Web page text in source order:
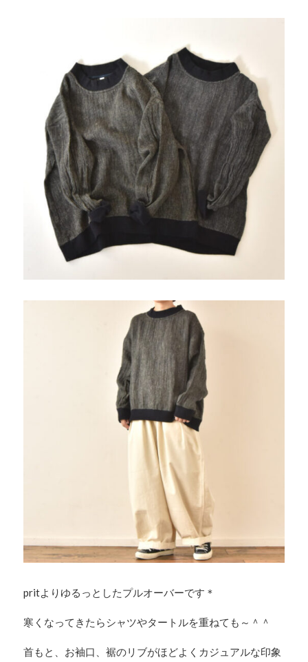
pritよりゆるっとしたプルオーバーです＊
寒くなってきたらシャツやタートルを重ねても～＾＾
首もと、お袖口、裾のリブがほどよくカジュアルな印象